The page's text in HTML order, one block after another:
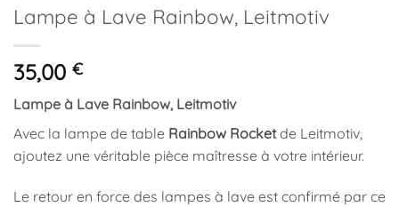
Lampe à Lave Rainbow, Leitmotiv
35,00 €
Lampe à Lave Rainbow, Leitmotiv
Avec la lampe de table Rainbow Rocketde Leitmotiv,
ajoutez une véritable pièce maîtresse à votre intérieur.
Le retour en force des lampes à lave est confirmé par ce